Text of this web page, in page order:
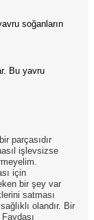
soğanların
Bu yavru
parçasıdır
işlevsizse
için
bir şey var
satması
olandır. Bir